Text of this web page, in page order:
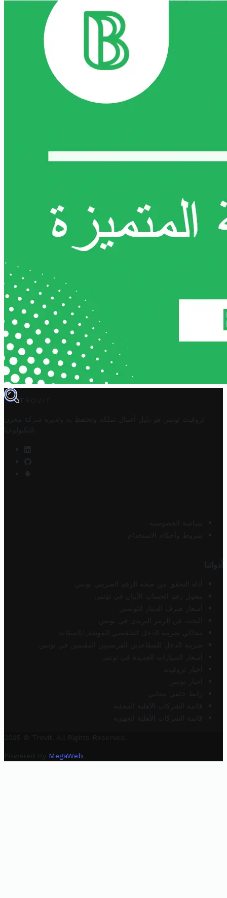
TROVIT
تروفيت تونس هو دليل أعمال تملكه وتحتفظ به وتديره
شركة مخزن
التكنولوجيا
سياسة الخصوصية
شروط وأحكام الاستخدام
أدواتنا
أداة التحقق من صحة الرقم الضريبي تونس
محول رقم الحساب الآيبان في تونس
أسعار صرف الدينار التونسي
البحث عن الرمز البريدي في تونس
محاكي ضريبة الدخل الشخصي للموظف/المتقاعد
ضريبة الدخل للمتقاعدين الفرنسيين المقيمين في تونس
أسعار السيارات الجديدة في تونس
أخبار تروفيت
أخبار تونس
رابط خلفي مجاني
قائمة الشركات الأهلية المحلية
قائمة الشركات الأهلية الجهوية
2025 © Trovit. All Rights Reserved.
Powered By MegaWeb